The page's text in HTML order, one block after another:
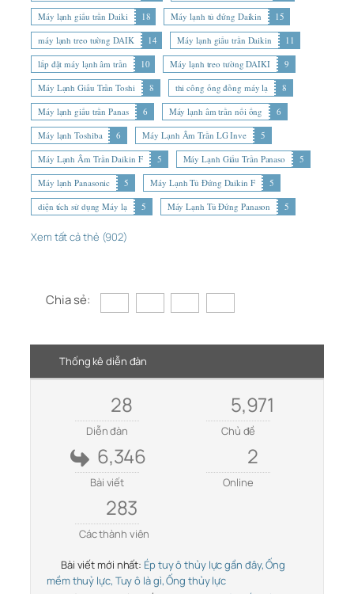
Máy lạnh giấu trần Daiki
18 Máy lạnh tủ đứng Daikin
15
máy lạnh treo tường DAIK
14 Máy lạnh giấu trần Daikin
11
lắp đặt máy lạnh âm trần
10 Máy lạnh treo tường DAIKI
9
Máy Lạnh Giấu Trần Toshi
8 thi công ống đồng máy lạ
8
Máy lạnh giấu trần Panas
6 Máy lạnh âm trần nối ống
6
Máy lạnh Toshiba
6 Máy Lạnh Âm Trần LG Inve
5
Máy Lạnh Âm Trần Daikin F
5 Máy Lạnh Giấu Trần Panaso
5
Máy lạnh Panasonic
5 Máy Lạnh Tủ Đứng Daikin F
5
diện tích sử dụng Máy lạ
5 Máy Lạnh Tủ Đứng Panason 5
Xem tất cả thẻ (902)
Chia sẻ:
Thống kê diễn đàn
28
Diễn đàn
5,971
Chủ đề
6,346
Bài viết
2
Online
283
Các thành viên
Bài viết mới nhất: Ép tuy ô thủy lực gần đây, Ống
mềm thuỷ lực, Tuy ô là gì, Ống thủy lực